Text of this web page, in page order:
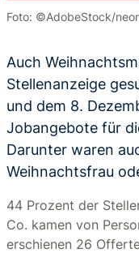
Foto: ©AdobeStock/
Auch
Stellenanzeige
und dem 8.
Jobangebote für
Darunter waren
Weihnachtsfrau
44 Prozent der
Co. kamen von
erschienen 26